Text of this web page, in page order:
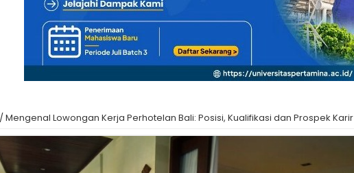
/Mengenal Lowongan Kerja Perhotelan Bali: Posisi, Kualifikasi dan Prospek Karir